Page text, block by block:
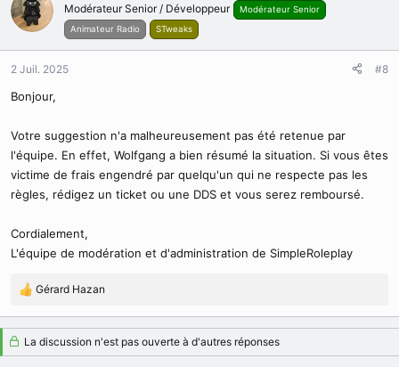
Modérateur Senior / Développeur
Modérateur Senior
Animateur Radio
STweaks
2 Juil. 2025 #8
Bonjour,
Votre suggestion n'a malheureusement pas été retenue par
l'équipe. En effet, Wolfgang a bien résumé la situation. Si vous êtes
victime de frais engendré par quelqu'un qui ne respecte pas les
règles, rédigez un ticket ou une DDS et vous serez remboursé.
Cordialement,
L'équipe de modération et d'administration de SimpleRoleplay
R
a
c
t
Gérard Hazan
La discussion n'est pas ouverte à d'autres réponses